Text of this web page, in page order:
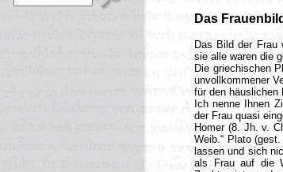
Das
Das Bild der Frau
sie alle waren die
Die griechischen
unvollkommener
für den häuslichen
Ich nenne Ihnen
der Frau quasi
Homer (8. Jh. v.
Weib.“ Plato
lassen und sich
als Frau auf die